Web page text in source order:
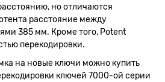
но отличаются
расстояние между
385 мм. Кроме того, Potent
перекодировки.
на новые ключи можно купить
ключей 7000-ой серии